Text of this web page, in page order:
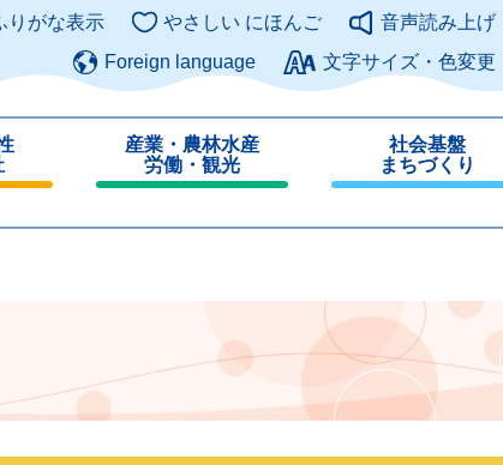
このページの本文へ
りがな表示 やさしい にほんご
音声読み上げ
Foreign language
文字サイズ・色変更
産業・農林水産
労働・観光
じ
社会基盤
まちづくり
じ